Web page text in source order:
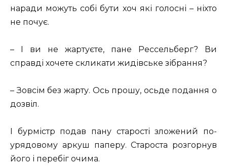
наради можуть собі бути хоч які голосні – ніхто
не почує.
– І ви не жартуєте, пане Рессельберг? Ви
справді хочете скликати жидівське зібрання?
– Зовсім без жарту. Ось прошу, осьде подання о
дозвіл.
І бурмістр подав пану старості зложений по-
урядовому аркуш паперу. Староста розгорнув
його і перебіг очима.